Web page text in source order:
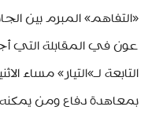
عون في المقابلة التي
التابعة لـ»التيار» مساء
بمعاهدة دفاع ومن